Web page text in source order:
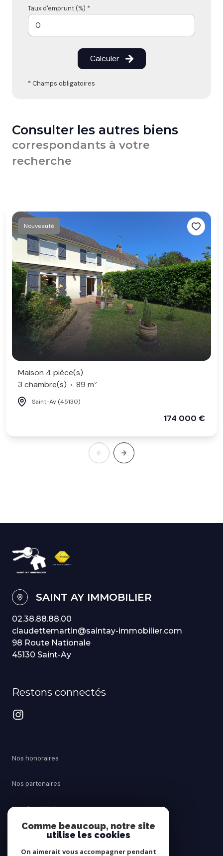
Taux d'emprunt (%) *
Calculer
* Champs obligatoires
Consulter les autres biens
correspondants à votre
recherche
Nouveauté
Maison 4 pièce(s)
3 chambre(s)
89 m²
Saint-Ay (45130)
174 000 €
SAINT AY IMMOBILIER
02.38.88.88.00
claudettemartin@saintay-immobilier.com
98 Route Nationale
45130 Saint-Ay
Restons connectés
Nos honoraires
Nos partenaires
Mentions légales
Comme beaucoup, notre site
utilise les cookies
On aimerait vous accompagner pendant